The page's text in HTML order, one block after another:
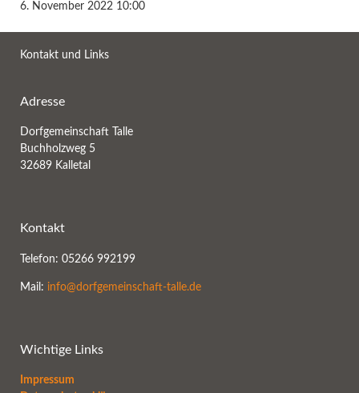
6. November 2022 10:00
Kontakt und Links
Adresse
Dorfgemeinschaft Talle
Buchholzweg 5
32689 Kalletal
Kontakt
Telefon: 05266 992199
Mail: info@dorfgemeinschaft-talle.de
Wichtige Links
Impressum